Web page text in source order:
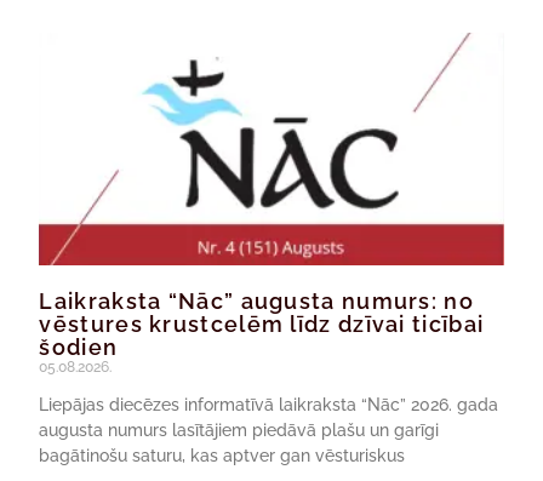
Laikraksta “Nāc” augusta numurs: no
vēstures krustcelēm līdz dzīvai ticībai
šodien
05.08.2026.
Liepājas diecēzes informatīvā laikraksta “Nāc” 2026. gada
augusta numurs lasītājiem piedāvā plašu un garīgi
bagātinošu saturu, kas aptver gan vēsturiskus